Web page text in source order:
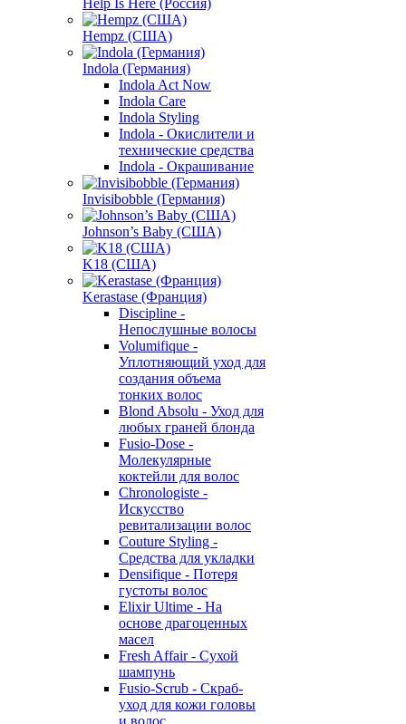
Help Is Here (Россия)
Hempz (США)
Indola (Германия)
Indola Act Now
Indola Care
Indola Styling
Indola - Окислители и
технические средства
Indola - Окрашивание
Invisibobble (Германия)
Johnson’s Baby (США)
K18 (США)
Kerastase (Франция)
Discipline -
Непослушные волосы
Volumifique -
Уплотняющий уход для
создания объема
тонких волос
Blond Absolu - Уход для
любых граней блонда
Fusio-Dose -
Молекулярные
коктейли для волос
Chronologiste -
Искусство
ревитализации волос
Couture Styling -
Средства для укладки
Densifique - Потеря
густоты волос
Elixir Ultime - На
основе драгоценных
масел
Fresh Affair - Сухой
шампунь
Fusio-Scrub - Скраб-
уход для кожи головы
и волос